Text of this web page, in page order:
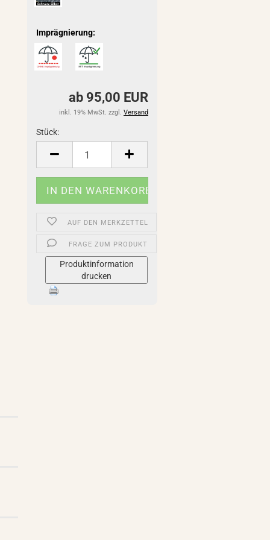
Imprägnierung:
ab 95,00 EUR
inkl. 19% MwSt. zzgl. Versand
Stück:
Stück
AUF DEN MERKZETTEL
FRAGE ZUM PRODUKT
Produktinformation
drucken